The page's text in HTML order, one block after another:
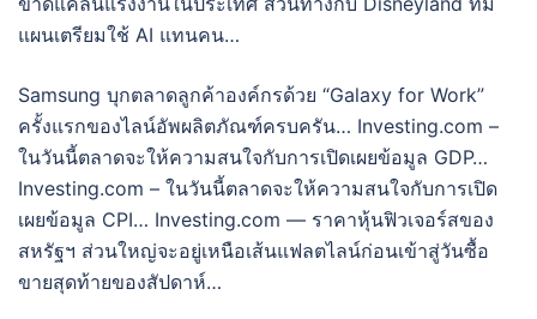
แผนเตรียมใช้ AI แทนคน…
Samsung บุกตลาดลูกค้าองค์กรด้วย “Galaxy for Work”
ครั้งแรกของไลน์อัพผลิตภัณฑ์ครบครัน… Investing.com –
ในวันนี้ตลาดจะให้ความสนใจกับการเปิดเผยข้อมูล GDP…
Investing.com – ในวันนี้ตลาดจะให้ความสนใจกับการเปิด
เผยข้อมูล CPI… Investing.com — ราคาหุ้นฟิวเจอร์สของ
สหรัฐฯ ส่วนใหญ่จะอยู่เหนือเส้นแฟลตไลน์ก่อนเข้าสู่วันซื้อ
ขายสุดท้ายของสัปดาห์…